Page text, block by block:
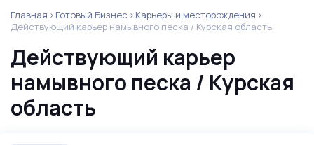
Главная Готовый Бизнес
Карьеры и месторождения
Действующий карьер намывного песка / Курская область
Действующий карьер
намывного песка / Курская
область